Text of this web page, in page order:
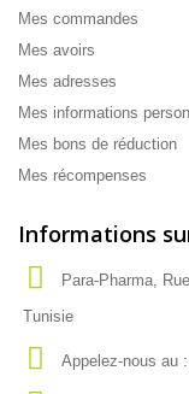
Mes commandes
Mes avoirs
Mes adresses
Mes informations
Mes bons de réduction
Mes récompenses
Informations
Para-Pharma,
Tunisie
Appelez-nous au :